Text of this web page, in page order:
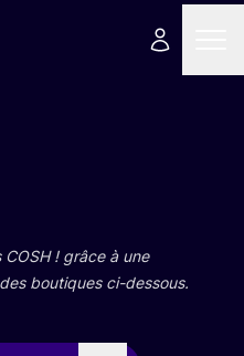
COSH! grâce à une
bou­tiques ci-dessous.